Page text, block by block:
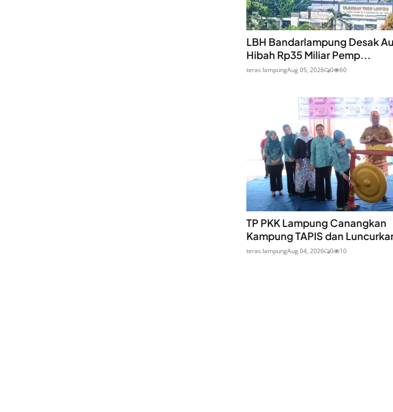
LBH Bandarlampung Desak
Hibah Rp35 Miliar Pemp...
teras lampungAug 05, 2026 0 60
TP PKK Lampung Canangkan
Kampung TAPIS dan
teras lampungAug 04, 2026 0 10